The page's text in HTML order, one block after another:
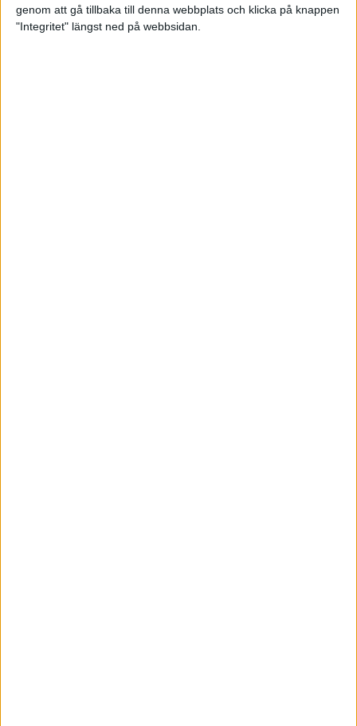
genom att gå tillbaka till denna webbplats och klicka på knappen
"Integritet" längst ned på webbsidan.